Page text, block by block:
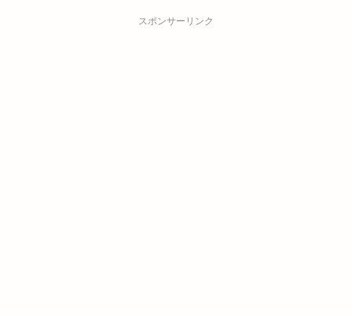
スポンサーリンク